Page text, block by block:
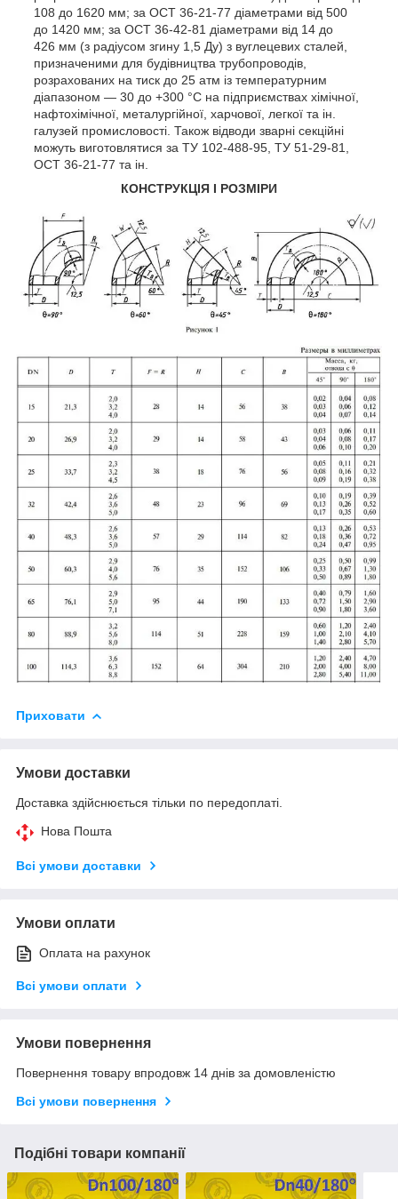
108 до 1620 мм; за ОСТ 36-21-77 діаметрами від 500
до 1420 мм; за ОСТ 36-42-81 діаметрами від 14 до
426 мм (з радіусом згину 1,5 Ду) з вуглецевих сталей,
призначеними для будівництва трубопроводів,
розрахованих на тиск до 25 атм із температурним
діапазоном — 30 до +300 °C на підприємствах хімічної,
нафтохімічної, металургійної, харчової, легкої та ін.
галузей промисловості. Також відводи зварні секційні
можуть виготовлятися за ТУ 102-488-95, ТУ 51-29-81,
ОСТ 36-21-77 та ін.
КОНСТРУКЦІЯ І РОЗМІРИ
Приховати
Умови доставки
Доставка здійснюється тільки по передоплаті.
Нова Пошта
Всі умови доставки
Умови оплати
Оплата на рахунок
Всі умови оплати
Умови повернення
Повернення товару впродовж 14 днів за домовленістю
Всі умови повернення
Подібні товари компанії